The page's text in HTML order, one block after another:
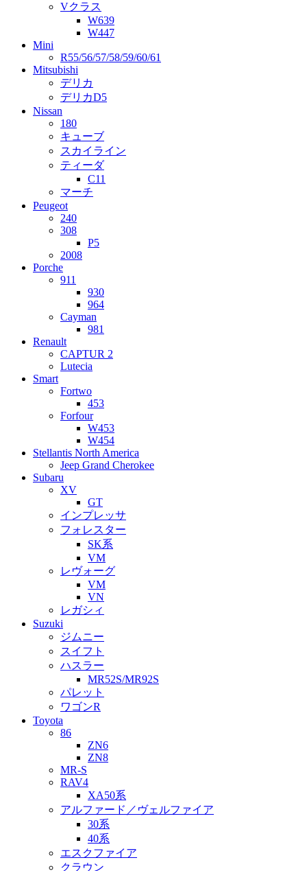
Vクラス
W639
W447
Mini
R55/56/57/58/59/60/61
Mitsubishi
デリカ
デリカD5
Nissan
180
キューブ
スカイライン
ティーダ
C11
マーチ
Peugeot
240
308
P5
2008
Porche
911
930
964
Cayman
981
Renault
CAPTUR 2
Lutecia
Smart
Fortwo
453
Forfour
W453
W454
Stellantis North America
Jeep Grand Cherokee
Subaru
XV
GT
インプレッサ
フォレスター
SK系
VM
レヴォーグ
VM
VN
レガシィ
Suzuki
ジムニー
スイフト
ハスラー
MR52S/MR92S
パレット
ワゴンR
Toyota
86
ZN6
ZN8
MR-S
RAV4
XA50系
アルファード／ヴェルファイア
30系
40系
エスクファイア
クラウン